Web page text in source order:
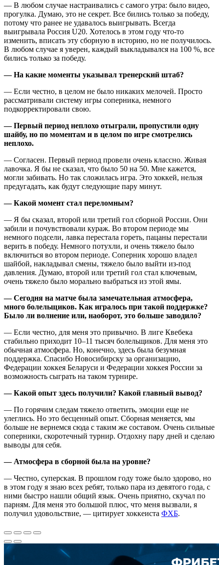
— В любом случае настраивались с самого утра: было видео,
прогулка. Думаю, это не секрет. Все бились только за победу,
потому что ранее не удавалось выигрывать. Всегда
выигрывала Россия U20. Хотелось в этом году что-то
изменить, вписать эту сборную в историю, но не получилось.
В любом случае я уверен, каждый выкладывался на 100 %, все
бились только за победу.
— На какие моменты указывал тренерский штаб?
— Если честно, в целом не было никаких мелочей. Просто
рассматривали систему игры соперника, немного
подкорректировали свою.
— Первый период неплохо отыграли, пропустили одну
шайбу, но по моментам и в целом по игре смотрелись
неплохо.
— Согласен. Первый период провели очень классно. Живая
лавочка. Я бы не сказал, что было 50 на 50. Мне кажется,
могли забивать. Но так сложилась игра. Это хоккей, нельзя
предугадать, как будут следующие пару минут.
— Какой момент стал переломным?
— Я бы сказал, второй или третий гол сборной России. Они
забили и почувствовали кураж. Во втором периоде мы
немного подсели, лавка перестала гореть, пацаны перестали
верить в победу. Немного потухли, и очень тяжело было
включиться во втором периоде. Соперник хорошо владел
шайбой, накладывал смены, тяжело было выйти из-под
давления. Думаю, второй или третий гол стал ключевым,
очень тяжело было морально выбраться из этой ямы.
— Сегодня на матче была замечательная атмосфера,
много болельщиков. Как игралось при такой поддержке?
Было ли волнение или, наоборот, это больше заводило?
— Если честно, для меня это привычно. В лиге Квебека
стабильно приходит 10–11 тысяч болельщиков. Для меня это
обычная атмосфера. Но, конечно, здесь была безумная
поддержка. Спасибо Новосибирску за организацию,
Федерации хоккея Беларуси и Федерации хоккея России за
возможность сыграть на таком турнире.
— Какой опыт здесь получили? Какой главный вывод?
— По горячим следам тяжело ответить, эмоции еще не
улеглись. Но это бесценный опыт. Сборная меняется, мы
больше не вернемся сюда с таким же составом. Очень сильные
соперники, скоротечный турнир. Отдохну пару дней и сделаю
выводы для себя.
— Атмосфера в сборной была на уровне?
— Честно, суперская. В прошлом году тоже было здорово, но
в этом году я знаю всех ребят, только пара из девятого года, с
ними быстро нашли общий язык. Очень приятно, скучал по
парням. Для меня это большой плюс, что меня вызвали, я
получил удовольствие, — цитирует хоккеиста ФХБ.